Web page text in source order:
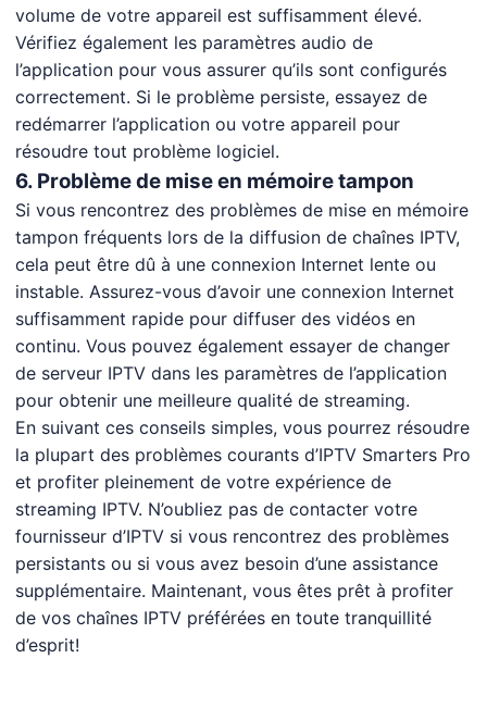
volume de votre appareil est suffisamment élevé.
Vérifiez également les paramètres audio de
l’application pour vous assurer qu’ils sont configurés
correctement. Si le problème persiste, essayez de
redémarrer l’application ou votre appareil pour
résoudre tout problème logiciel.
6. Problème de mise en mémoire tampon
Si vous rencontrez des problèmes de mise en mémoire
tampon fréquents lors de la diffusion de chaînes IPTV,
cela peut être dû à une connexion Internet lente ou
instable. Assurez-vous d’avoir une connexion Internet
suffisamment rapide pour diffuser des vidéos en
continu. Vous pouvez également essayer de changer
de serveur IPTV dans les paramètres de l’application
pour obtenir une meilleure qualité de streaming.
En suivant ces conseils simples, vous pourrez résoudre
la plupart des problèmes courants d’IPTV Smarters Pro
et profiter pleinement de votre expérience de
streaming IPTV. N’oubliez pas de contacter votre
fournisseur d’IPTV si vous rencontrez des problèmes
persistants ou si vous avez besoin d’une assistance
supplémentaire. Maintenant, vous êtes prêt à profiter
de vos chaînes IPTV préférées en toute tranquillité
d’esprit!